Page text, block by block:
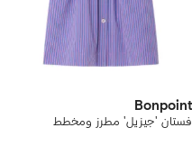
Bonpoint
فستان 'جيزيل' مطرز ومخطط